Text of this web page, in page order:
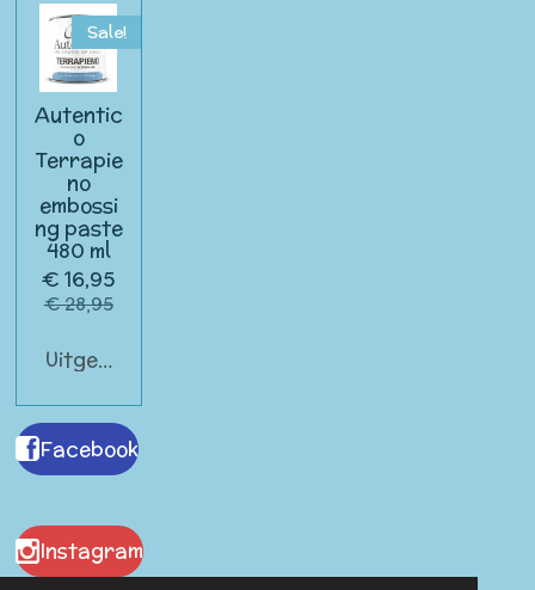
Sale!
Autentic
o
Terrapie
no
embossi
ng paste
480 ml
€ 16,95
€ 28,95
Uitgeschakeld
Facebook
Instagram